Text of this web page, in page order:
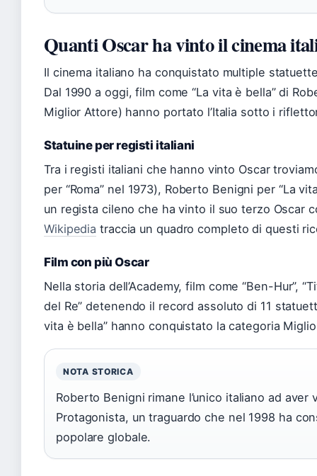
Quanti Oscar ha vinto il cinema
Il cinema italiano ha conquistato multiple
Dal 1990 a oggi, film come “La vita è bella” di
Miglior Attore) hanno portato l’Italia sotto i
Statuine per registi italiani
Tra i registi italiani che hanno vinto Oscar
per “Roma” nel 1973), Roberto Benigni per “La
un regista cileno che ha vinto il suo terzo Oscar
Wikipedia traccia un quadro completo di questi
Film con più Oscar
Nella storia dell’Academy, film come “Ben-Hur”,
del Re” detenendo il record assoluto di 11
vita è bella” hanno conquistato la categoria
NOTA STORICA
Roberto Benigni rimane l’unico italiano ad
Protagonista, un traguardo che nel 1998 ha
popolare globale.